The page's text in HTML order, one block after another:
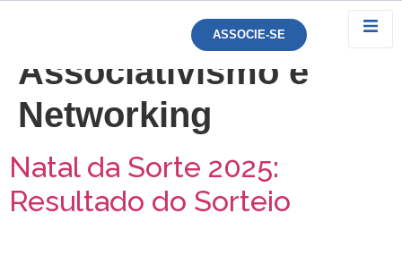
ASSOCIE-SE
Categoria:
Associativismo e
Networking
Natal da Sorte 2025:
Resultado do Sorteio